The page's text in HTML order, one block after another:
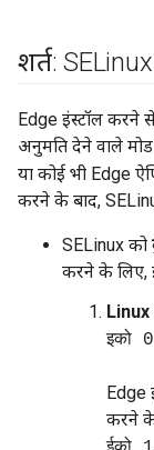
शर्त:
Edge इंस्टॉल करने
अनुमति देने वाले
या कोई भी Edge
करने के बाद,
SELinux को
करने के लिए,
Linux
इको
Edge
करने